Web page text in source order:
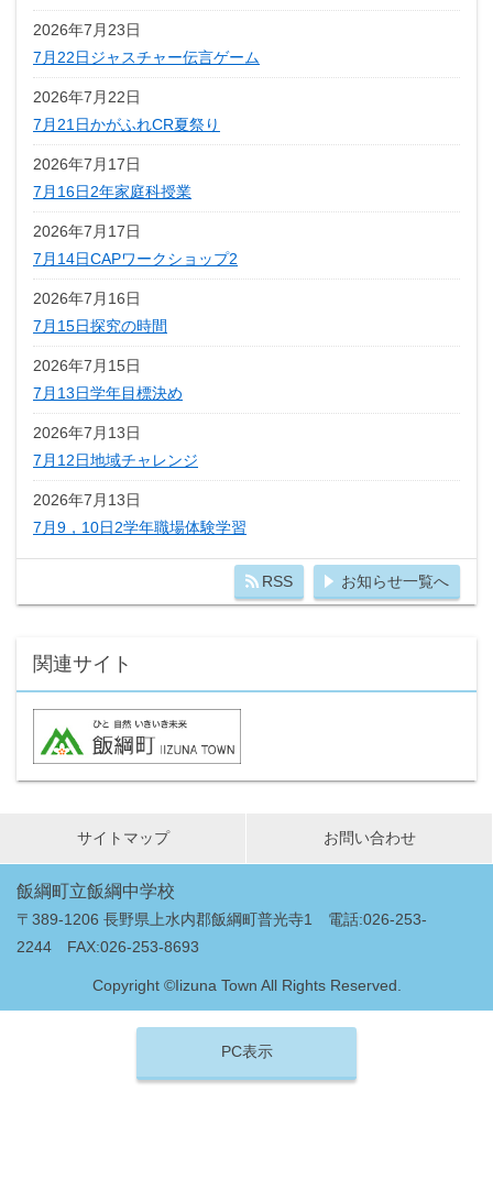
2026年7月23日
7月22日ジャスチャー伝言ゲーム
2026年7月22日
7月21日かがふれCR夏祭り
2026年7月17日
7月16日2年家庭科授業
2026年7月17日
7月14日CAPワークショップ2
2026年7月16日
7月15日探究の時間
2026年7月15日
7月13日学年目標決め
2026年7月13日
7月12日地域チャレンジ
2026年7月13日
7月9，10日2学年職場体験学習
RSS お知らせ一覧へ
関連サイト
サイトマップ お問い合わせ
飯綱町立飯綱中学校
〒389-1206 長野県上水内郡飯綱町普光寺1 電話:026-253-
2244 FAX:026-253-8693
Copyright ©Iizuna Town All Rights Reserved.
PC表示